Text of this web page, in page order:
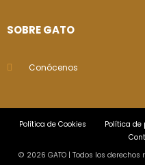
SOBRE GATO
Conócenos
Política de Cookies Política
© 2026 GATO | Todos los derechos